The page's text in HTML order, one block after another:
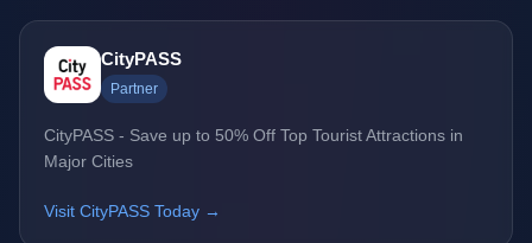
CityPASS
Partner
CityPASS - Save up to 50% Off Top Tourist Attractions in
Major Cities
Visit CityPASS Today →